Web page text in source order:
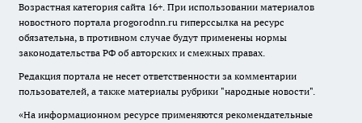
Возрастная категория сайта 16+. При использовании материалов
новостного портала progorodnn.ru гиперссылка на ресурс
обязательна, в противном случае будут применены нормы
законодательства РФ об авторских и смежных правах.
Редакция портала не несет ответственности за комментарии
пользователей, а также материалы рубрики "народные новости".
«На информационном ресурсе применяются рекомендательные